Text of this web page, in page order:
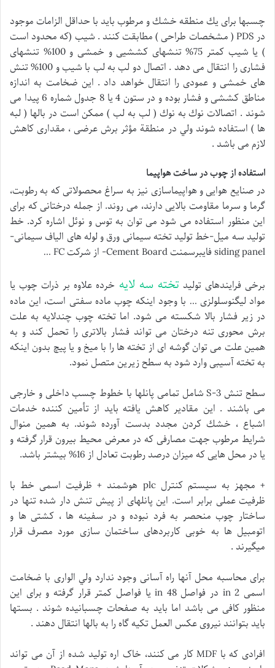
چسبها برای يك منطقه خشك و مرطوب بايد با حداقل الزامات موجود
در PDS ( مشخصات طراحی ) مطابقت كنند . شيب (كه محدود است
) يا شيب كمتر 75% تنشهای كششيی و خمشی و 100% تنشهای
فشاری را انتقال می دهد . اتصال دو لب به لب با شيب و 100% تنش
های خمشی و عمودی را انتقال خواهد داد . اين ضخامت به اندازه
مناطق كششی و فشار بوده و در ستون 4 يا 8 جدول شماره 6 پيدا می
شوند . اتصالات نوك به نوك ( لب به لب ) ممكن است در بالها ( لبه
ها ) استفاده شوند ولي در منطقة مؤثر برش عرضی ، مقداری كاهش
لازم می باشد .
استفاده از چوب در ساخت هواپیما
در صنایع هوایی و هواپیماسازی نیز به سراغ محصولاتی که به رطوبت،
گرما و سرما مقاومت بالایی دارند، می روند. از جمله درختانی که برای
این منظور استفاده می شود می توان به توس و نوئل اشاره کرد. خط
توليد سه ميل-خط تولید تخته سیمانی ورق و لوله های الیاف سیمانی-
siding panel فایبرسمنت Cement Board- از شرکت FC …
برخی فرایندهای تولید تخته سه لایه خرده علاوه بر ذرات چوب یا
مواد لیگنوسلولزی … با وجود اینکه چوب ماده سفتی است، این ماده
در زیر فشار بالا شکسته می شود. اما تخته چوب چندلایه به علت
برش محوری تنه درختان می تواند فشار بالاتری را تحمل کند و به
همین علت می توان گوشه ای از تخته ها را با میخ و یا پیچ بدون اینکه
به تخته آسیبی وارد شود به سطح زیرین متصل نمود.
سطح تنش 3-S شامل تمامی پانلها با خطوط چسب داخلی و خارجی
می باشند . اين مقادير كاهش يافته بايد از تأمين كننده خدمات
اشباع ، خشك كردن مجدد بدست آورده شوند. به همين منوال
شرايط مرطوب جهت مصارفی كه در معرض محيط بيرون قرار گرفته و
يا در محل هايی كه ميزان درصد رطوبت تعادل از 16% بیشتر باشد.
+ مجهز به سیستم کنترل plc هوشمند + ظرفیت اسمی خط با
ظرفیت عملی برابر است. اين پانلهای از پيش تنش دار شده تنها در
ساختار چوب منحصر به فرد نبوده و در سفينه ها ، كشتی ها و
اتومبيل ها به خوبی كاربردهای ساختمان سازی مورد مصرف قرار
ميگيرند .
برای محاسبه محل آنها راه آسانی وجود ندارد ولي الواری با ضخامت
اسمی in 2 در فواصل in 48 يا فواصل كمتر قرار گرفته و برای اين
منظور كافی می باشد اما بايد به صفحات چسبانيده شوند . بستها
بايد بتوانند نيروی عكس العمل تكيه گاه را به بالها انتقال دهند .
افرادی که با MDF کار می کنند، خاک اره تولید شده از آن می تواند